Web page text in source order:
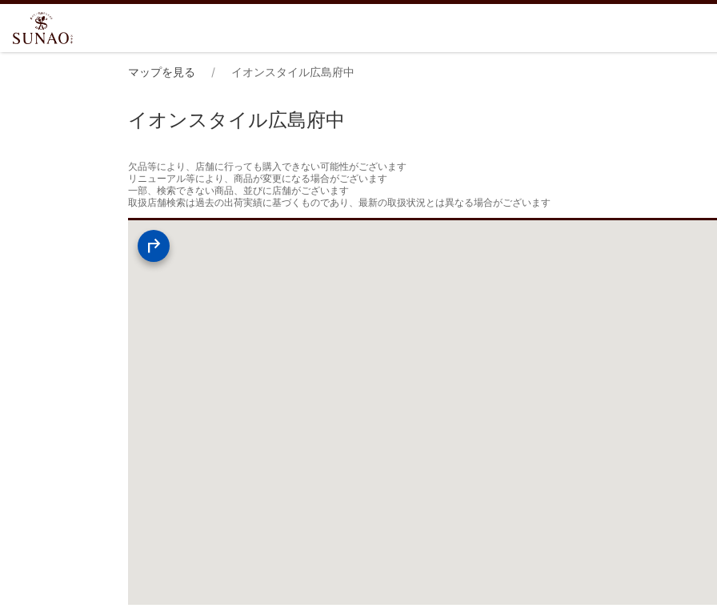
マップを見る イオンスタイル広島府中
イオンスタイル広島府中
欠品等により、店舗に行っても購入できない可能性がございます
リニューアル等により、商品が変更になる場合がございます
一部、検索できない商品、並びに店舗がございます
取扱店舗検索は過去の出荷実績に基づくものであり、最新の取扱状況とは異なる場合がございます